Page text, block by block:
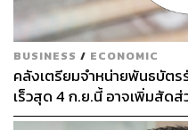
BUSINESS / ECONOMIC
คลังเตรียมจำหน่ายพันธบัตร
เร็วสุด 4 ก.ย.นี้ อาจเพิ่มสัด
First มากขึ้น